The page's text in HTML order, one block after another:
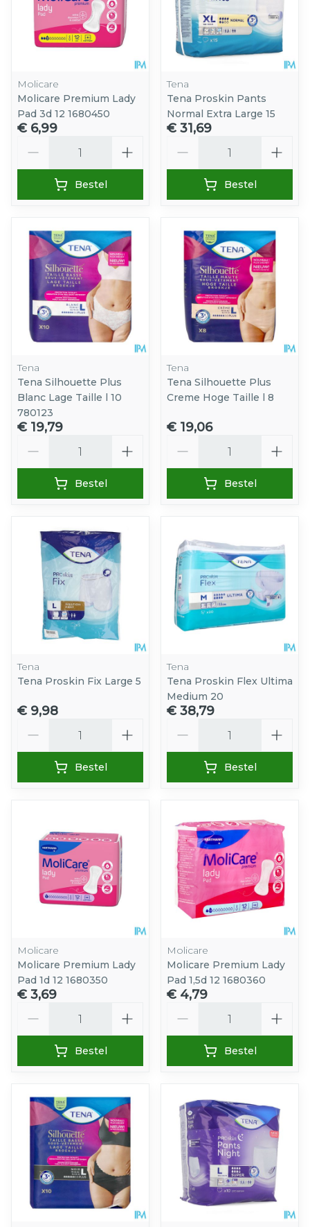
Molicare
Molicare Premium Lady
Pad 3d 12 1680450
€ 6,99
Bestel
Tena
Tena Proskin Pants
Normal Extra Large 15
€ 31,69
Bestel
Tena
Tena Silhouette Plus
Blanc Lage Taille l 10
780123
€ 19,79
Bestel
Tena
Tena Silhouette Plus
Creme Hoge Taille l 8
€ 19,06
Bestel
Tena
Tena Proskin Fix Large 5
€ 9,98
Bestel
Tena
Tena Proskin Flex Ultima
Medium 20
€ 38,79
Bestel
Molicare
Molicare Premium Lady
Pad 1d 12 1680350
€ 3,69
Bestel
Molicare
Molicare Premium Lady
Pad 1,5d 12 1680360
€ 4,79
Bestel